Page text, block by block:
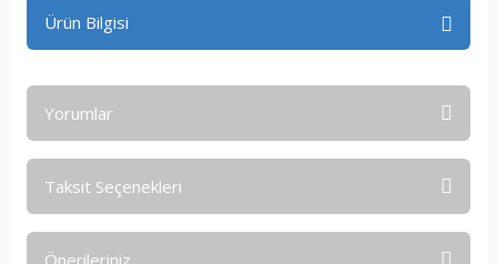
Ürün Bilgisi
Yorumlar
Taksit Seçenekleri
Önerileriniz